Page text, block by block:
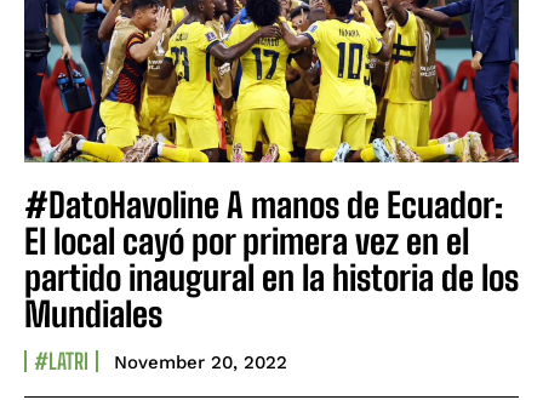
#DatoHavoline A manos de Ecuador:
El local cayó por primera vez en el
partido inaugural en la historia de los
Mundiales
#LATRI November 20, 2022